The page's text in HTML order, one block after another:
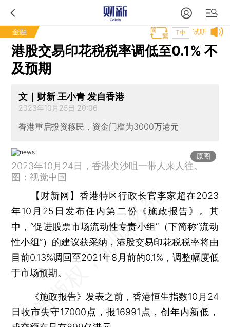
金融 试听
T中
港股交易印花税税率调低至0.1% 不
及预期
文｜财新 王小青 发自香港
2023年10月25日 20:06
香港重启投资移民，资金门槛为3000万港元
原图
2023年10月24日，香港尖沙咀一带人来人往。
图：视觉中国
【财新网】 香港特区行政长官李家超在2023
年10月25日发布任内第二份《施政报告》。其
中，“促进股票市场流动性专责小组”（下简称“流动
性小组”）的建议获采纳，港股交易印花税税率将由
目前0.13%调回至2021年8月前的0.1%，调整幅度低
于市场预期。
《施政报告》发表之前，香港恒生指数10月24
日收市失守17000点，报16991点，创年内新低，